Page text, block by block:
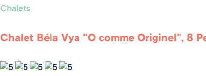
Chalets
Chalet Béla Vya "O comme Originel", 8